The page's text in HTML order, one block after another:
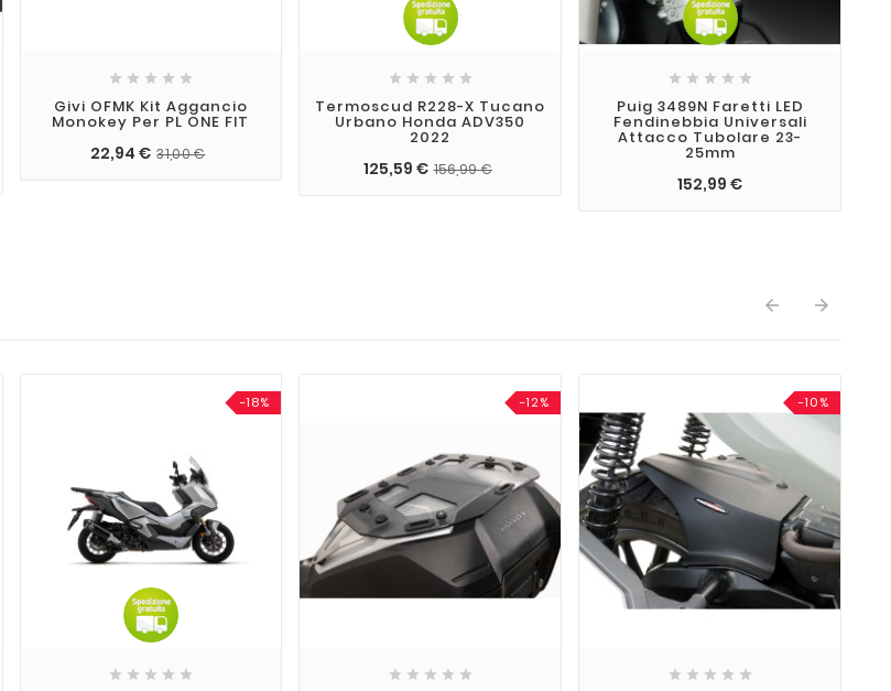
    
Givi OFMK Kit Aggancio
Monokey Per PL ONE FIT
22,94 € 31,00 €
    
Termoscud R228-X Tucano
Urbano Honda ADV350
2022
125,59 € 156,99 €
    
Puig 3489N Faretti LED
Fendinebbia Universali
Attacco Tubolare 23-
25mm
152,99 €
 
-18%
    
-12%
    
-10%
    